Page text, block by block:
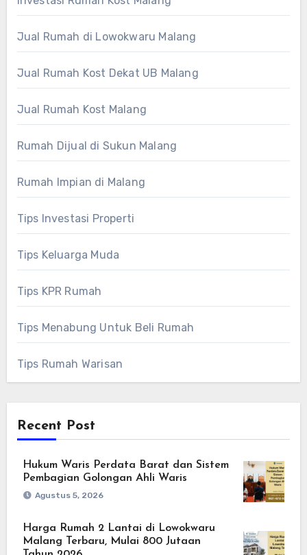
Jual Rumah di Lowokwaru Malang
Jual Rumah Kost Dekat UB Malang
Jual Rumah Kost Malang
Rumah Dijual di Sukun Malang
Rumah Impian di Malang
Tips Investasi Properti
Tips Keluarga Muda
Tips KPR Rumah
Tips Menabung Untuk Beli Rumah
Tips Rumah Warisan
Recent Post
Hukum Waris Perdata Barat dan Sistem
Pembagian Golongan Ahli Waris
Agustus 5, 2026
Harga Rumah 2 Lantai di Lowokwaru
Malang Terbaru, Mulai 800 Jutaan